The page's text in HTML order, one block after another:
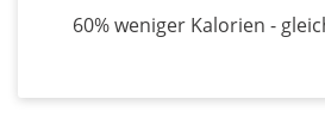
60% weniger Kalorien -